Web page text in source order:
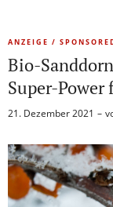
ANZEIGE /
Bio-
Super-
21. Dezember 2021